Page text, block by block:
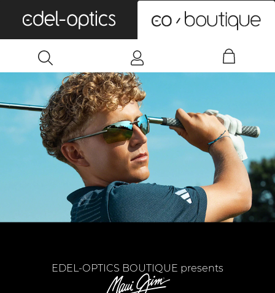
EDEL-OPTICS BOUTIQUE presents